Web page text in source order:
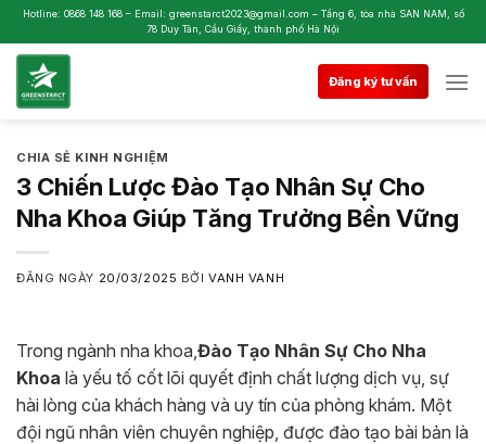
Skip
to
content
Hotline: 0868 148 168 – Email: greenstarct2023@gmail.com – Tầng 6, tòa nhà SAN NAM, số
78 Duy Tân, Cầu Giấy, thành phố Hà Nội
Đăng ký tư vấn
CHIA SẺ KINH NGHIỆM
3 Chiến Lược Đào Tạo Nhân Sự Cho
Nha Khoa Giúp Tăng Trưởng Bền Vững
ĐĂNG NGÀY 20/03/2025 BỞIVANH VANH
Trong ngành nha khoa, Đào Tạo Nhân Sự Cho Nha
Khoa là yếu tố cốt lõi quyết định chất lượng dịch vụ, sự
hài lòng của khách hàng và uy tín của phòng khám. Một
đội ngũ nhân viên chuyên nghiệp, được đào tạo bài bản là